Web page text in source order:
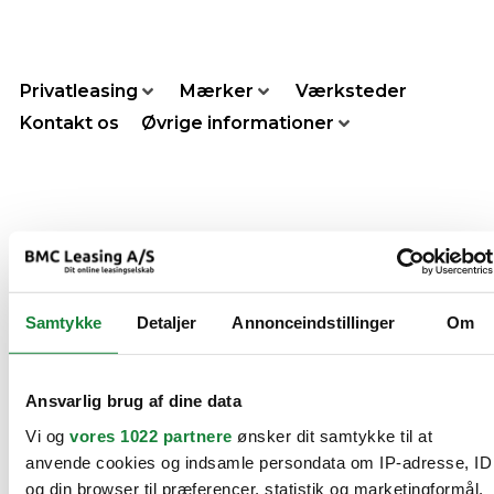
Samtykke Detaljer Annonceindstillinger Om
Ansvarlig brug af dine data
Vi og vores 1022 partnere ønsker dit samtykke til at
anvende cookies og indsamle persondata om IP-adresse, ID
og din browser til præferencer, statistik og marketingformål.
Privatleasing Mærker
Værksteder
Kontakt os
Øvrige informationer
Search Agent #8997
til din indbakke
Tilmeld dig vores nyhedsbrev, for at få nyheder om biler
sendt direkte til din indbakke.